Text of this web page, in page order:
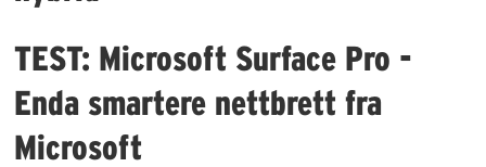
TEST: Microsoft Surface Pro -
Enda smartere nettbrett fra
Microsoft